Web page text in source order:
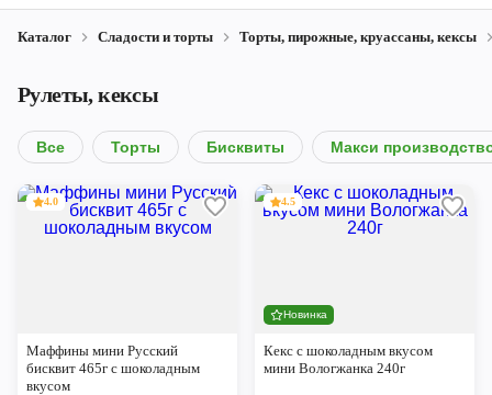
Киров
Коряжма
Котлас
Новодвинск
Рыбинск
Ярославль
Каталог Сладости и торты Торты, пирожные, круассаны, кексы
Рулеты, кексы
Все Торты Бисквиты Макси
4.0
Маффины мини Русский
бисквит 465г с шоколадным
вкусом
Новинка
4.5
Кекс с шоколадным вкусом
мини Вологжанка 240г